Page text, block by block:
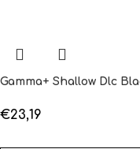
Gamma+ Shallow Dlc
€23,19